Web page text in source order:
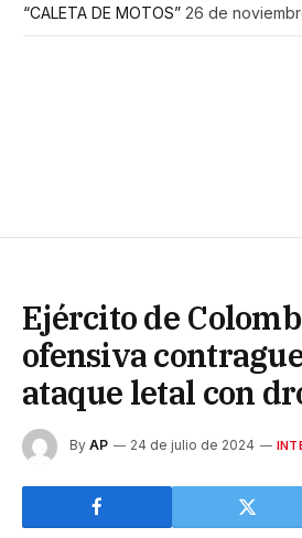
“CALETA DE MOTOS” 26 de
Ejército de
ofensiva
ataque letal con
By AP 24 de julio de 2024